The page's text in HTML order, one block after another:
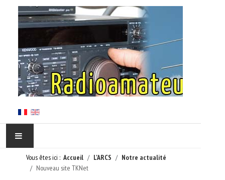
ACCUEIL
Vous êtes ici : Accueil L'ARCS
Notre actualité
Nouveau site TKNet